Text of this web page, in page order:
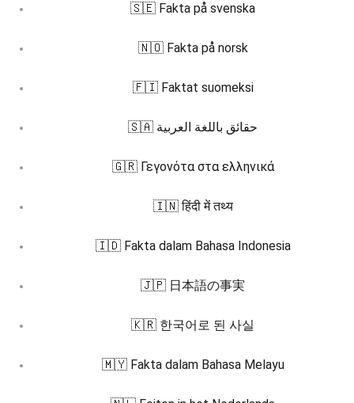
🇸🇪 Fakta på svenska
🇳🇴 Fakta på norsk
🇫🇮 Faktat suomeksi
🇸🇦 حقائق باللغة العربية
🇬🇷 Γεγονότα στα ελληνικά
🇮🇳 हिंदी में तथ्य
🇮🇩 Fakta dalam Bahasa Indonesia
🇯🇵 日本語の事実
🇰🇷 한국어로 된 사실
🇲🇾 Fakta dalam Bahasa Melayu